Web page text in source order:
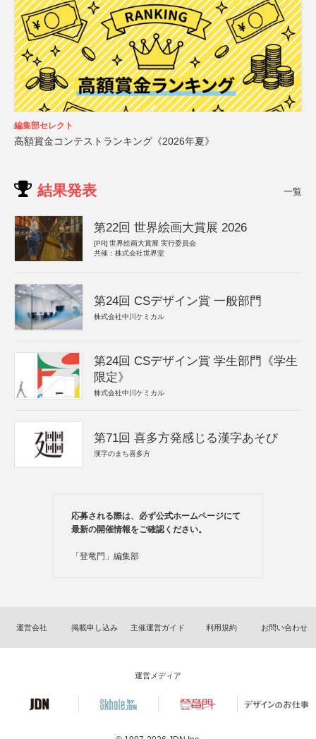
編集部セレクト
高額賞金コンテストランキング《2026年夏》
結果発表 一覧
第22回 世界絵画大賞展 2026
[PR] 世界絵画大賞展 実行委員会
共催：株式会社世界堂
第24回 CSデザイン賞 一般部門
株式会社中川ケミカル
第24回 CSデザイン賞 学生部門《学生
限定》
株式会社中川ケミカル
第71回 喜多方発感じる漢字あそび
漢字のまち喜多方
応募される際は、必ず公式ホームページにて
最新の開催情報をご確認ください。
「登竜門」編集部
運営会社 掲載申し込み 主催運営ガイド 利用規約 お問い合わせ
運営メディア